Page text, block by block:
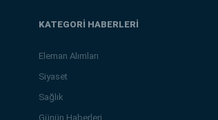
KATEGORİ HABERLERİ
Eleman Alımları
Siyaset
Sağlık
Günün Haberleri